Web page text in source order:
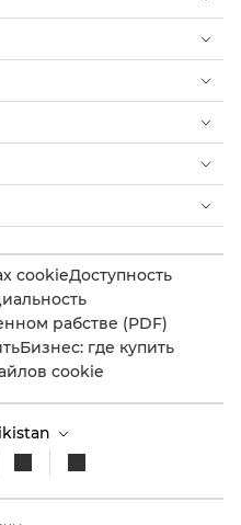
cookieДоступность
рабстве (PDF)
Бизнес: где купить
cookie